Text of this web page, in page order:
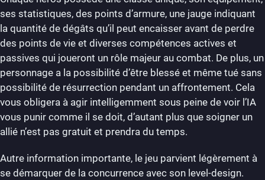
ses statistiques, des points d’armure, une jauge indiquant
la quantité de dégâts qu’il peut encaisser avant de perdre
des points de vie et diverses compétences actives et
passives qui joueront un rôle majeur au combat. De plus, un
personnage a la possibilité d’être blessé et même tué sans
possibilité de résurrection pendant un affrontement. Cela
vous obligera à agir intelligemment sous peine de voir l’IA
vous punir comme il se doit, d’autant plus que soigner un
allié n’est pas gratuit et prendra du temps.
Autre information importante, le jeu parvient légèrement à
se démarquer de la concurrence avec son level-design.